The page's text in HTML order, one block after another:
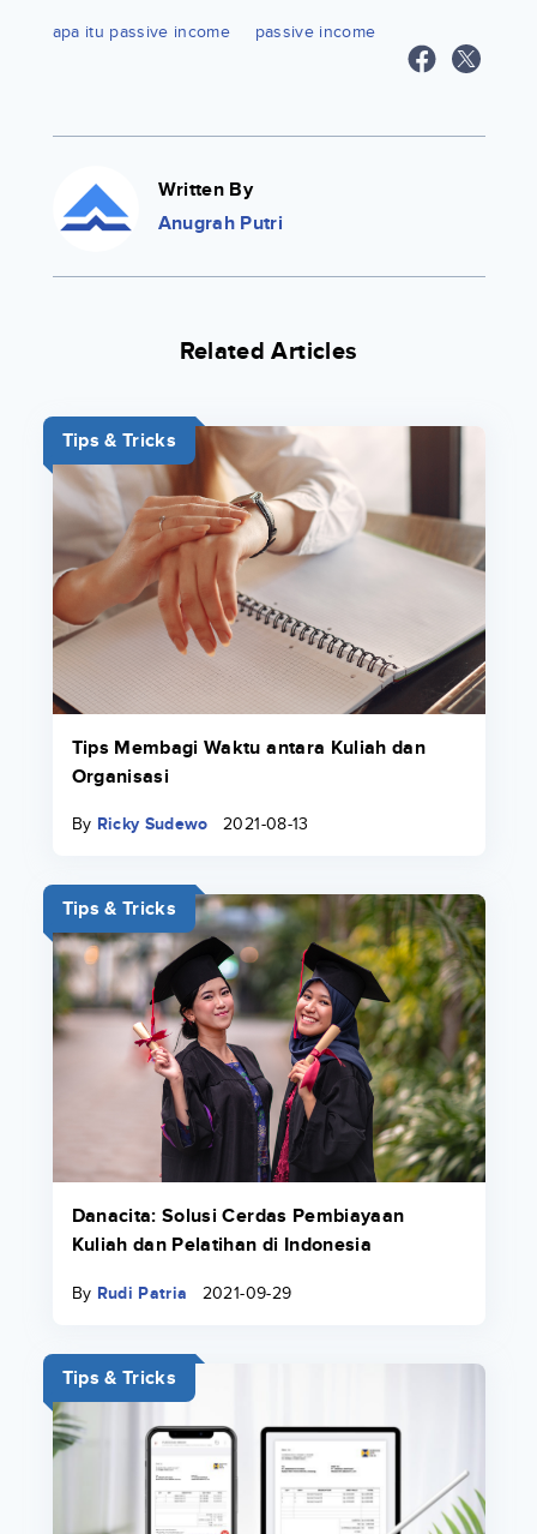
apa itu passive income passive income
Written By
Anugrah Putri
Related Articles
Tips & Tricks
Tips Membagi Waktu antara Kuliah dan
Organisasi
By Ricky Sudewo 2021-08-13
Tips & Tricks
Danacita: Solusi Cerdas Pembiayaan
Kuliah dan Pelatihan di Indonesia
By Rudi Patria 2021-09-29
Tips & Tricks